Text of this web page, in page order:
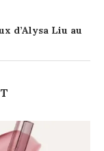
d’Alysa Liu au